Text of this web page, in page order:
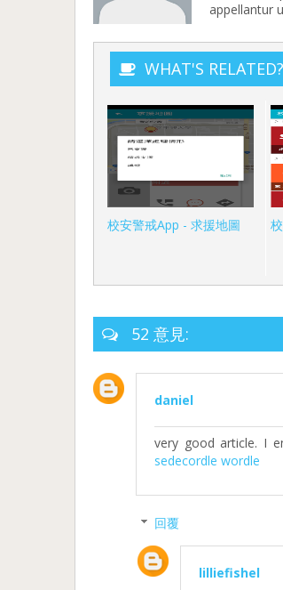
appellantur
WHAT'S RELATED?
校安警戒App - 求援地圖
52 意見:
daniel
very good article. I
sedecordle wordle
回覆
lilliefishel